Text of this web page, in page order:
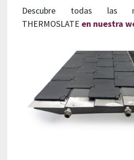
Descubre todas las
THERMOSLATE en nuestra